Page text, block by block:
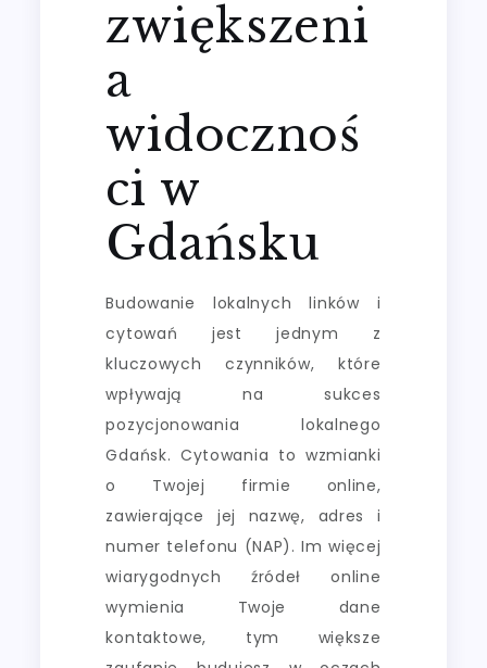
zwiększeni
a
widocznoś
ci w
Gdańsku
Budowanie lokalnych linków i
cytowań jest jednym z
kluczowych czynników, które
wpływają na sukces
pozycjonowania lokalnego
Gdańsk. Cytowania to wzmianki
o Twojej firmie online,
zawierające jej nazwę, adres i
numer telefonu (NAP). Im więcej
wiarygodnych źródeł online
wymienia Twoje dane
kontaktowe, tym większe